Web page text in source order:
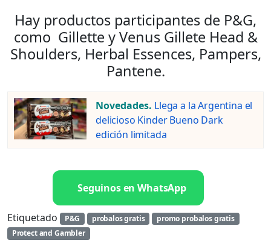
Hay productos participantes de P&G,
como Gillette y Venus Gillete Head &
Shoulders, Herbal Essences, Pampers,
Pantene.
Novedades. Llega a la Argentina el
delicioso Kinder Bueno Dark
edición limitada
Seguinos en WhatsApp
Etiquetado P&G probalos gratis
promo probalos gratis
Protect and Gambler